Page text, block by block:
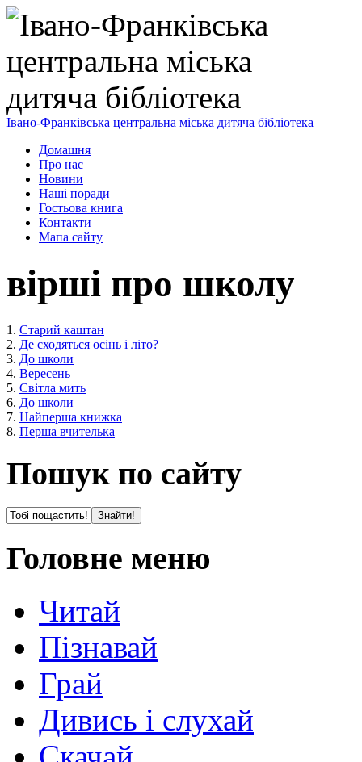
Івано-Франківська центральна міська дитяча бібліотека
Домашня
Про нас
Новини
Наші поради
Гостьова книга
Контакти
Мапа сайту
вірші про школу
1. Старий каштан
2. Де сходяться осінь і літо?
3. До школи
4. Вересень
5. Світла мить
6. До школи
7. Найперша книжка
8. Перша вчителька
Пошук по сайту
Головне меню
Читай
Пізнавай
Грай
Дивись і слухай